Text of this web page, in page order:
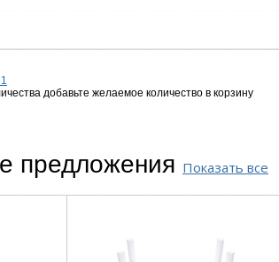
добавьте желаемое количество в корзину
предложения Показать все